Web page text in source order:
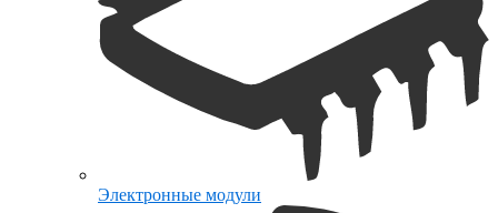
Электронные модули